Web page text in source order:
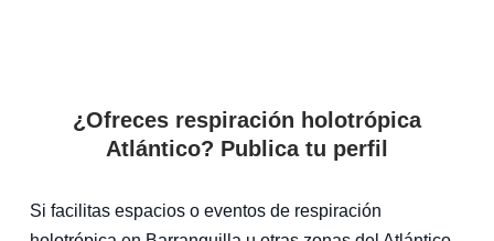
¿Ofreces respiración holotrópica
Atlántico? Publica tu perfil
Si facilitas espacios o eventos de respiración